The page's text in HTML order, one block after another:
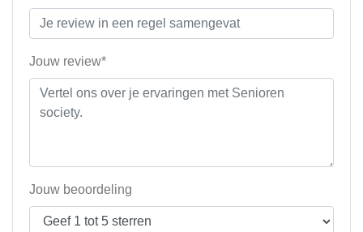
Jouw review*
Jouw beoordeling